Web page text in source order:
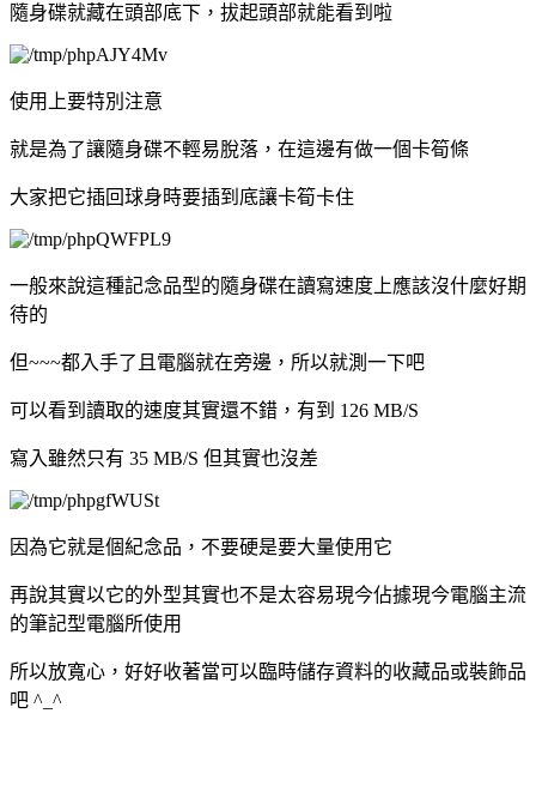
隨身碟就藏在頭部底下，拔起頭部就能看到啦
使用上要特別注意
就是為了讓隨身碟不輕易脫落，在這邊有做一個卡筍條
大家把它插回球身時要插到底讓卡筍卡住
一般來說這種記念品型的隨身碟在讀寫速度上應該沒什麼好期
待的
但~~~都入手了且電腦就在旁邊，所以就測一下吧
可以看到讀取的速度其實還不錯，有到 126 MB/S
寫入雖然只有 35 MB/S 但其實也沒差
因為它就是個紀念品，不要硬是要大量使用它
再說其實以它的外型其實也不是太容易現今佔據現今電腦主流
的筆記型電腦所使用
所以放寬心，好好收著當可以臨時儲存資料的收藏品或裝飾品
吧 ^_^